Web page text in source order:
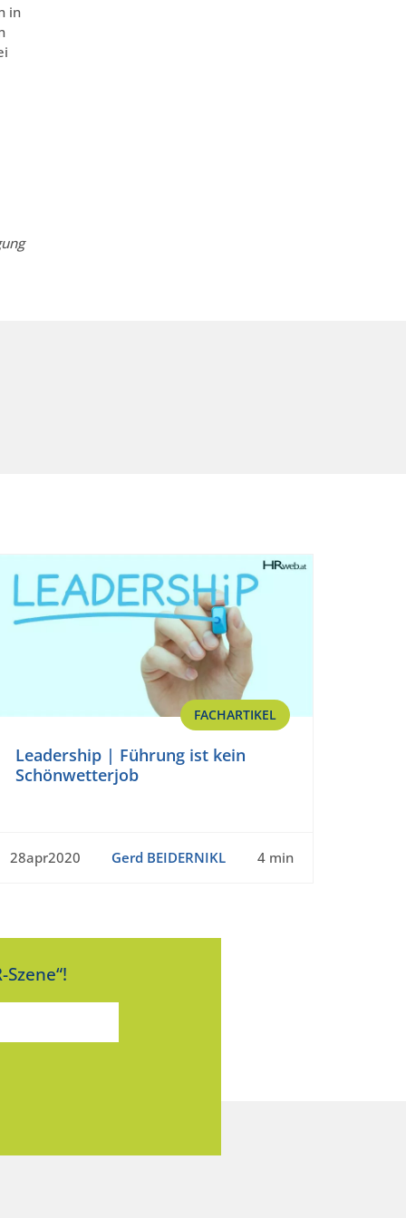
in
FACHARTIKEL
Leadership | Führung ist kein
Schönwetterjob
28apr2020 Gerd BEIDERNIKL 4 min